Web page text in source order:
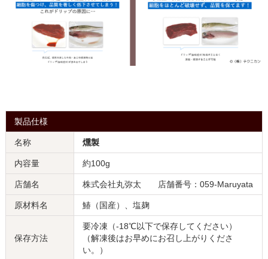
製品仕様
名称 燻製
内容量 約100g
店舗名 株式会社丸弥太 店舗番号：059-Maruyata
原材料名 鰆（国産）、塩麹
保存方法
要冷凍（-18℃以下で保存してください）
（解凍後はお早めにお召し上がりくださ
い。）